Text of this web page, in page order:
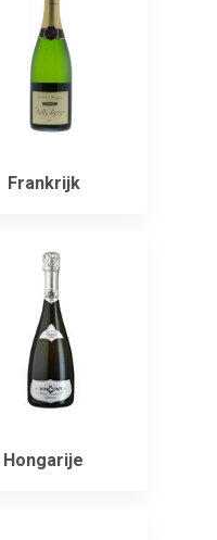
Frankrijk
Hongarije